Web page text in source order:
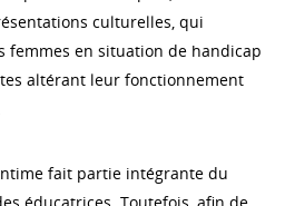
culturelles, qui
femmes en situation de handicap
altérant leur fonctionnement
fait partie intégrante du